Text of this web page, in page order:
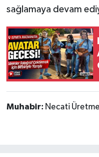
sağlamaya devam
Muhabir: Necati Üretme